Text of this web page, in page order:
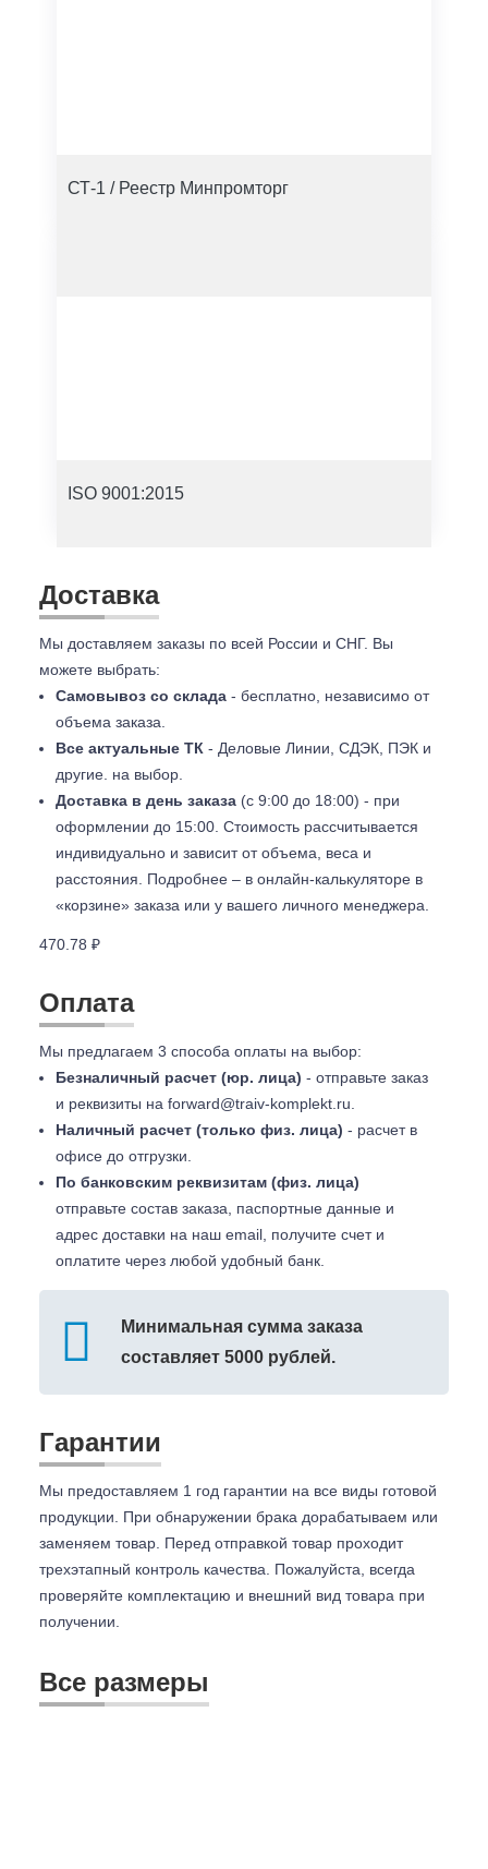
СТ-1 / Реестр Минпромторг
ISO 9001:2015
Доставка
Мы доставляем заказы по всей России и СНГ. Вы
можете выбрать:
Самовывоз со склада - бесплатно, независимо от
объема заказа.
Все актуальные ТК - Деловые Линии, СДЭК, ПЭК и
другие. на выбор.
Доставка в день заказа (с 9:00 до 18:00) - при
оформлении до 15:00. Стоимость рассчитывается
индивидуально и зависит от объема, веса и
расстояния. Подробнее – в онлайн-калькуляторе в
«корзине» заказа или у вашего личного менеджера.
470.78 ₽
Оплата
Мы предлагаем 3 способа оплаты на выбор:
Безналичный расчет (юр. лица) - отправьте заказ
и реквизиты на forward@traiv-komplekt.ru
Наличный расчет (только физ. лица) - расчет в
офисе до отгрузки.
По банковским реквизитам (физ. лица)
отправьте состав заказа, паспортные данные и
адрес доставки на наш email, получите счет и
оплатите через любой удобный банк.
Минимальная сумма заказа
составляет 5000 рублей.
Гарантии
Мы предоставляем 1 год гарантии на все виды готовой
продукции. При обнаружении брака дорабатываем или
заменяем товар. Перед отправкой товар проходит
трехэтапный контроль качества. Пожалуйста, всегда
проверяйте комплектацию и внешний вид товара при
получении.
Все размеры